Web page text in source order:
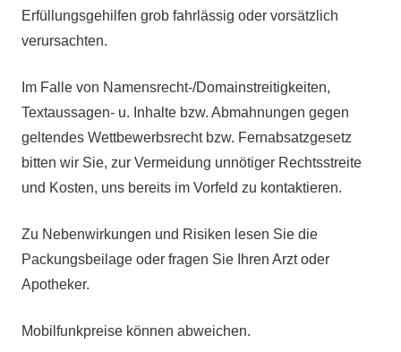
Erfüllungsgehilfen grob fahrlässig oder vorsätzlich
verursachten.
Im Falle von Namensrecht-/Domainstreitigkeiten,
Textaussagen- u. Inhalte bzw. Abmahnungen gegen
geltendes Wettbewerbsrecht bzw. Fernabsatzgesetz
bitten wir Sie, zur Vermeidung unnötiger Rechtsstreite
und Kosten, uns bereits im Vorfeld zu kontaktieren.
Zu Nebenwirkungen und Risiken lesen Sie die
Packungsbeilage oder fragen Sie Ihren Arzt oder
Apotheker.
Mobilfunkpreise können abweichen.